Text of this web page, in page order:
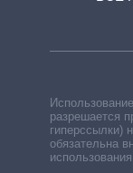
разрешается
гиперссылки)
обязательна